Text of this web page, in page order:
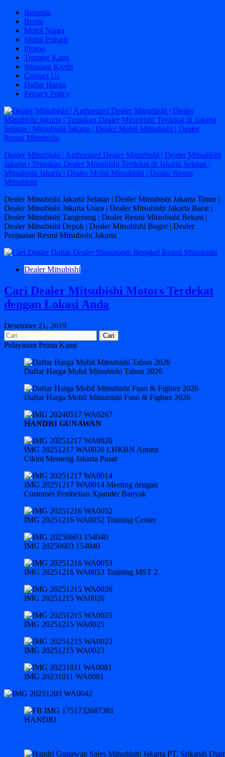
Skip
content
Beranda
Berita
Mobil Niaga
Mobil Pribadi
Promo
Tentang Kami
Simulasi Kredit
Contact Us
Daftar Harga
Privacy Policy
Dealer Mitsubishi | Authorized Dealer Mitsubishi | Dealer Mitsubishi
Jakarta | Temukan Dealer Mitsubishi Terdekat di Jakarta Selatan |
Mitsubishi Jakarta | Dealer Mobil Mitsubishi | Dealer Resmi
Mitsubishi
Dealer Mitsubishi Jakarta Selatan | Dealer Mitsubishi Jakarta Timur |
Dealer Mitsubishi Jakarta Utara | Dealer Mitsubishi Jakarta Barat |
Dealer Mitsubishi Tangerang | Dealer Resmi Mitsubishi Bekasi |
Dealer Mitsubishi Depok | Dealer Mitsubishi Bogor | Dealer
Penjualan Resmi Mitsubishi Jakarta
Dealer Mitsubishi
Cari Dealer Mitsubishi Motors Terdekat
dengan Lokasi Anda
Desember 21, 2019
Cari
untuk:
Pelayanan Prima Kami
Daftar Harga Mobil Mitsubishi Tahun 2026
Daftar Harga Mobil Mitsubishi Fuso & Fighter 2026
HANDRI GUNAWAN
IMG 20251217 WA0020 LHKBN Antara
Cikini Menteng Jakarta Pusat
IMG 20251217 WA0014 Meeting dengan
Customer Pembelian Xpander Banyak
IMG 20251216 WA0052 Training Center
IMG 20250603 154040
IMG 20251216 WA0053 Training MST 2
IMG 20251215 WA0026
IMG 20251215 WA0025
IMG 20251215 WA0023
IMG 20231011 WA0081
HANDRI